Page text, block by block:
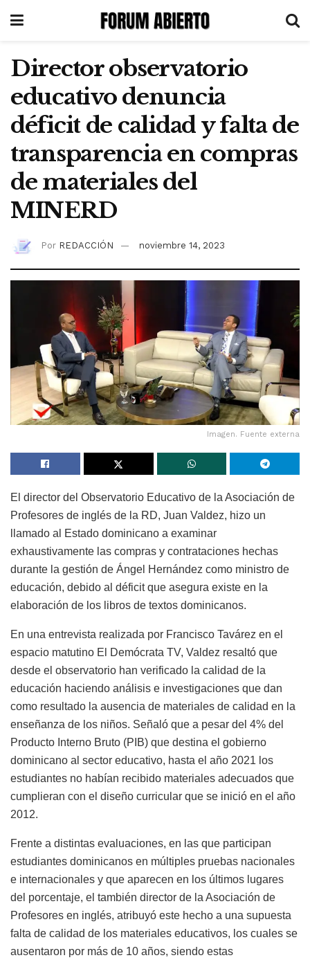
Director observatorio
educativo denuncia
déficit de calidad y falta de
transparencia en compras
de materiales del
MINERD
Por REDACCIÓN noviembre 14, 2023
Imagen. Fuente externa
El director del Observatorio Educativo de la Asociación de
Profesores de inglés de la RD, Juan Valdez, hizo un
llamado al Estado dominicano a examinar
exhaustivamente las compras y contrataciones hechas
durante la gestión de Ángel Hernández como ministro de
educación, debido al déficit que asegura existe en la
elaboración de los libros de textos dominicanos.
En una entrevista realizada por Francisco Tavárez en el
espacio matutino El Demócrata TV, Valdez resaltó que
desde el observatorio han verificado la calidad de la
educación haciendo análisis e investigaciones que dan
como resultado la ausencia de materiales de calidad en la
enseñanza de los niños. Señaló que a pesar del 4% del
Producto Interno Bruto (PIB) que destina el gobierno
dominicano al sector educativo, hasta el año 2021 los
estudiantes no habían recibido materiales adecuados que
cumplieran con el diseño curricular que se inició en el año
2012.
Frente a distintas evaluaciones, en las que participan
estudiantes dominicanos en múltiples pruebas nacionales
e internacionales y que aparecen en los últimos lugares
del porcentaje, el también director de la Asociación de
Profesores en inglés, atribuyó este hecho a una supuesta
falta de calidad de los materiales educativos, los cuales se
ausentaron por más de 10 años, siendo estas